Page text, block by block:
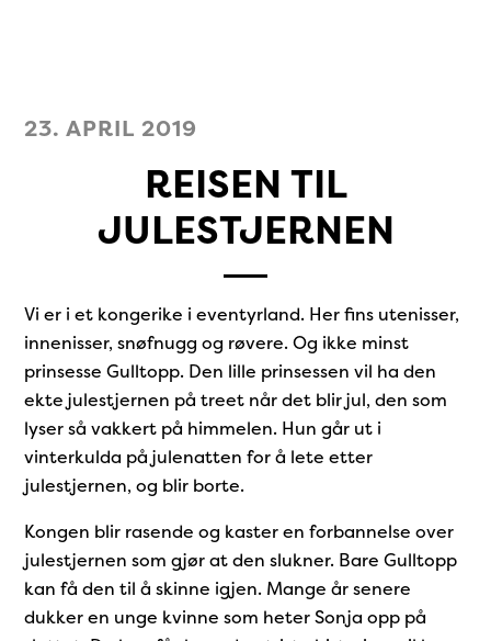
23. APRIL 2019
REISEN TIL
JULESTJERNEN
Vi er i et kongerike i eventyrland. Her fins utenisser,
innenisser, snøfnugg og røvere. Og ikke minst
prinsesse Gulltopp. Den lille prinsessen vil ha den
ekte julestjernen på treet når det blir jul, den som
lyser så vakkert på himmelen. Hun går ut i
vinterkulda på julenatten for å lete etter
julestjernen, og blir borte.
Kongen blir rasende og kaster en forbannelse over
julestjernen som gjør at den slukner. Bare Gulltopp
kan få den til å skinne igjen. Mange år senere
dukker en unge kvinne som heter Sonja opp på